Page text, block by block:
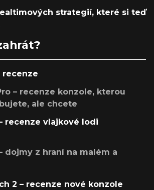
strategií, které si teď
recenze
– recenze konzole, kterou
ale chcete
recenze vlajkové lodi
dojmy z hraní na malém a
2 – recenze nové konzole